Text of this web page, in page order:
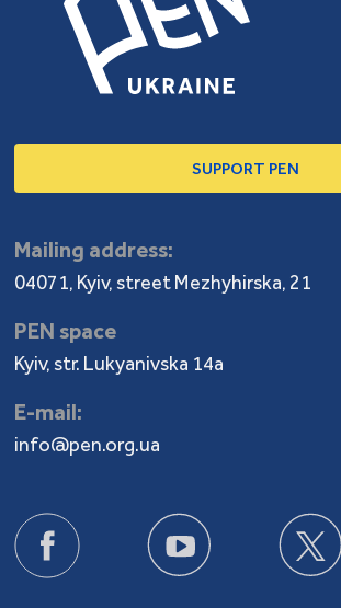
SUPPORT PEN
Mailing address:
04071, Kyiv, street Mezhyhirska, 21
PEN space
Kyiv, str. Lukyanivska 14a
E-mail:
info@pen.org.ua